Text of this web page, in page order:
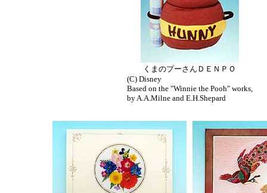
くまのプーさんＤＥＮＰＯ
(C) Disney
Based on the "Winnie the Pooh" works,
by A.A.Milne and E.H.Shepard